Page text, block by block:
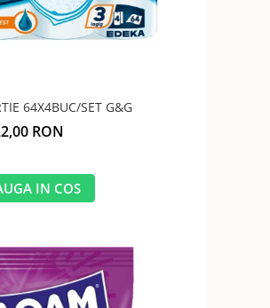
64X4BUC/SET G&G
RON
IN COS